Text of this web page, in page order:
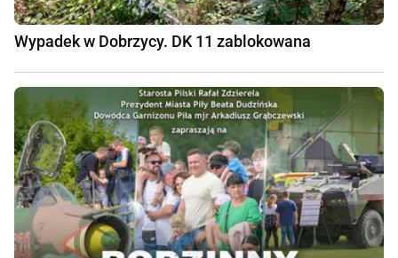
Wypadek w Dobrzycy. DK 11 zablokowana